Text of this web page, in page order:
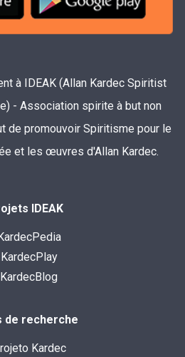
à IDEAK (Allan Kardec Spiritist
- Association spirite à but non
de promouvoir Spiritisme pour le
et les œuvres d'Allan Kardec.
IDEAK
KardecPlay
KardecBlog
de recherche
Kardec